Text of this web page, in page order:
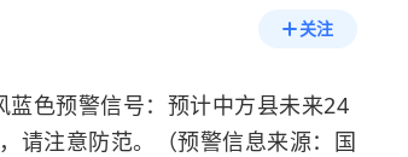
关注
色预警信号：预计中方县未来24
请注意防范。（预警信息来源：国